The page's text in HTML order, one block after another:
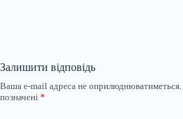
Залишити відповідь
Ваша e-mail адреса не оприлюднюватиметься.
позначені *